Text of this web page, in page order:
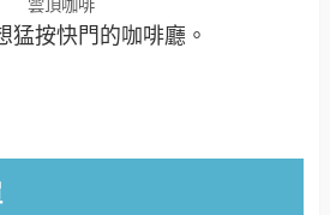
雲頂咖啡
猛按快門的咖啡廳。